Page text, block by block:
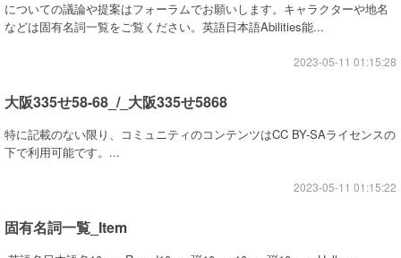
についての議論や提案はフォーラムでお願いします。キャラクターや地名
などは固有名詞一覧をご覧ください。英語日本語Abilities能...
2023-05-11 01:15:28
大阪335せ58-68_/_大阪335せ5868
特に記載のない限り、コミュニティのコンテンツはCC BY-SAライセンスの
下で利用可能です。...
2023-05-11 01:15:22
固有名詞一覧_Item